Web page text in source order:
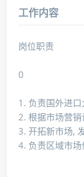
工作内容
岗位职责
0
1. 负责国外进口
2. 根据市场营销
3. 开拓新市场,
4. 负责区域市场